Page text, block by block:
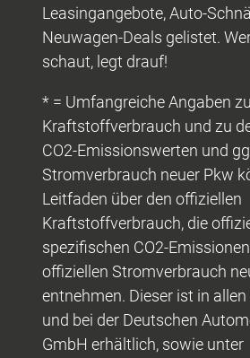
Leasingangebote, Auto-
Neuwagen-Deals gelistet.
schaut, legt drauf!
* = Umfangreiche Angaben
Kraftstoffverbrauch und zu
CO2-Emissionswerten und
Stromverbrauch neuer Pkw
Leitfaden über den offiziellen
Kraftstoffverbrauch, die
spezifischen CO2-
offiziellen Stromverbrauch
entnehmen. Dieser ist in
und bei der Deutschen
GmbH erhältlich, sowie unter